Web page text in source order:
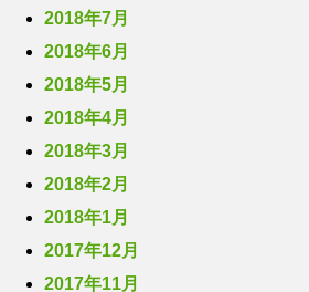
2018年7月
2018年6月
2018年5月
2018年4月
2018年3月
2018年2月
2018年1月
2017年12月
2017年11月